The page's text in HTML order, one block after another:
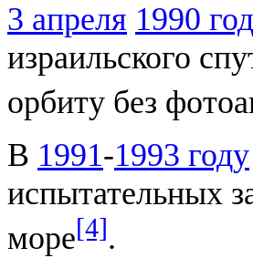
3 апреля 1990
израильского
орбиту без
В 1991-1993 году
испытательных
море[4].